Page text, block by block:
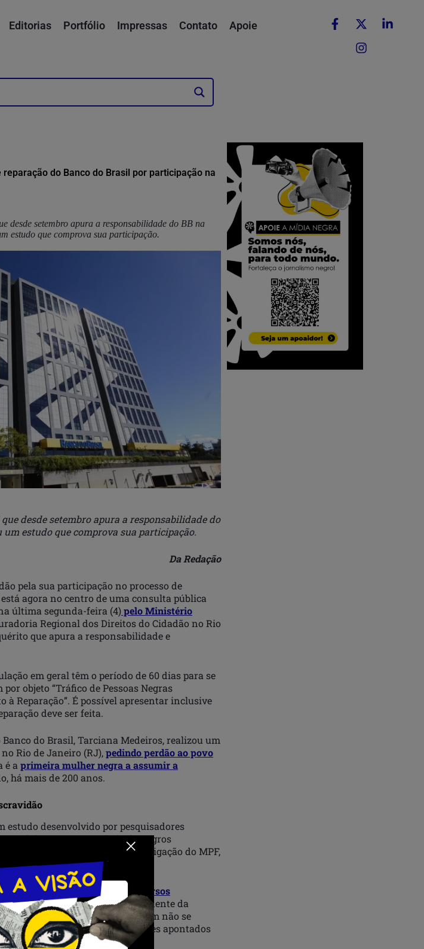
Editorias Portfólio Impressas Contato Apoie
do Banco do Brasil por participação na
desde setembro apura a responsabilidade do BB na
estudo que comprova sua participação.
desde setembro apura a responsabilidade do
um estudo que comprova sua participação.
Da Redação
pela sua participação no processo de
agora no centro de uma consulta pública
última segunda-feira (4)pelo Ministério
Regional dos Direitos do Cidadão no Rio
que apura a responsabilidade e
em geral têm o período de 60 dias para se
objeto “Tráfico de Pessoas Negras
à Reparação”. É possível apresentar inclusive
deve ser feita.
do Brasil, Tarciana Medeiros, realizou um
Rio de Janeiro (RJ),pedindo perdão ao povo
é aprimeira mulher negra a assumir a
há mais de 200 anos.
estudo desenvolvido por pesquisadores
no comércio de negros
estudo que provocou a investigação do MPF,
de que o banco usufruiu de recursos
negreiro, a nota lida pela presidente da
a esses documentos. Também não se
instituição ou admitiu os detalhes apontados